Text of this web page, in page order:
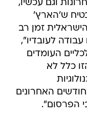
וגם עכשיו,
ש'הארץ'
זמן רב
לעובדיו",
העומדים
כלל לא
האחרונים
הפרסום".